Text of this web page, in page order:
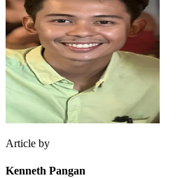
Article by
Kenneth Pangan